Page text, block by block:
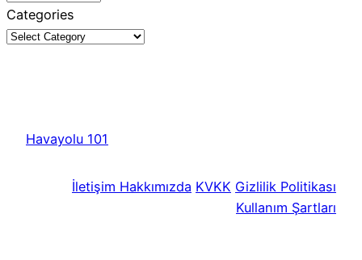
Categories
Havayolu 101
İletişim Hakkımızda KVKK Gizlilik Politikası
Kullanım Şartları